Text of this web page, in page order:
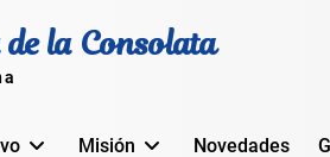
la Consolata
Misión Novedades